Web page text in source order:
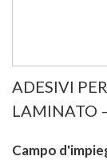
ADESIVI
LAMINATO
Campo